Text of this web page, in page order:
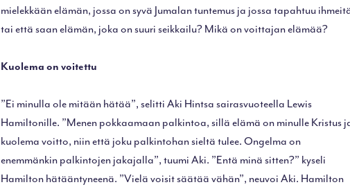
mielekkään elämän, jossa on syvä Jumalan tuntemus ja jossa tapahtuu
tai että saan elämän, joka on suuri seikkailu? Mikä on voittajan elämää?
Kuolema on voitettu
”Ei minulla ole mitään hätää”, selitti Aki Hintsa sairasvuoteella Lewis
Hamiltonille. ”Menen pokkaamaan palkintoa, sillä elämä on minulle Kristus
kuolema voitto, niin että joku palkintohan sieltä tulee. Ongelma on
enemmänkin palkintojen jakajalla”, tuumi Aki. ”Entä minä sitten?” kyseli
Hamilton hätääntyneenä. ”Vielä voisit säätää vähän”, neuvoi Aki. Hamilton